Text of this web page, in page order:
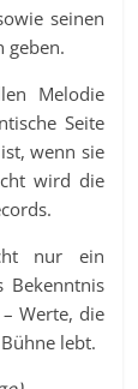
seinen
geben.
Melodie
Seite
wenn sie
wird die
nur ein
Bekenntnis
Werte, die
lebt.